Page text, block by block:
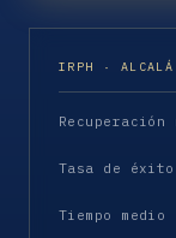
IRPH · ALCALÁ
Recuperación
Tasa de éxito
Tiempo medio